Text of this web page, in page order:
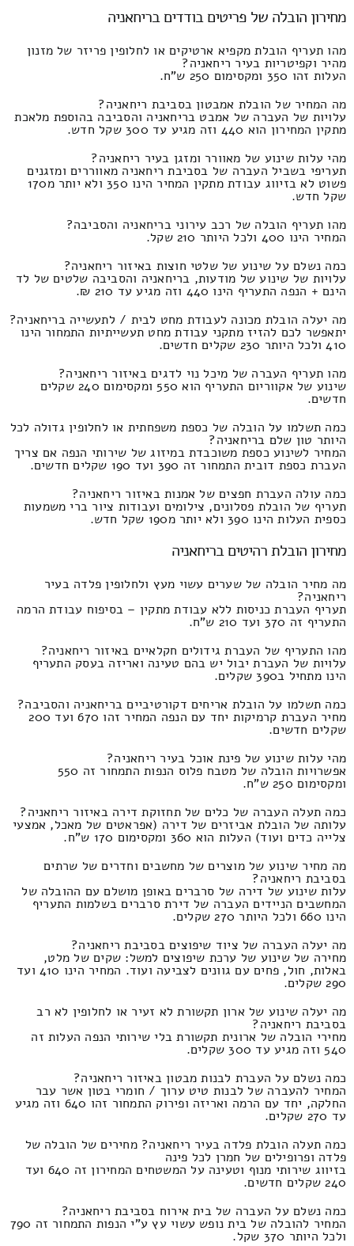
מחירון הובלה של פריטים בודדים בריחאניה
מהו תעריף הובלת מקפיא ארטיקים או לחלופין פריזר של מזנון
מהיר וקפיטריות בעיר ריחאניה?
העלות זהו 350 ומקסימום 250 ש"ח.
מה המחיר של הובלת אמבטון בסביבת ריחאניה?
עלויות של העברה של אמבט בריחאניה והסביבה בהוספת מלאכת
מתקין המחירון הוא 440 וזה מגיע עד 300 שקל חדש.
מהי עלות שינוע של מאוורר ומזגן בעיר ריחאניה?
תעריפי בשביל העברה של בסביבת ריחאניה מאווררים ומזגנים
פשוט לא בזיווג עבודת מתקין המחיר הינו 350 ולא יותר מ170
שקל חדש.
מהו תעריף הובלה של רכב עירוני בריחאניה והסביבה?
המחיר הינו 400 ולכל היותר 210 שקל.
כמה נשלם על שינוע של שלטי חוצות באיזור ריחאניה?
עלויות של שינוע של מודעות, בריחאניה והסביבה שלטים של לד
הינם + הנפה התעריף הינו 440 וזה מגיע עד 210 ₪.
מה יעלה הובלת מכונה לעבודת מחט לבית / לתעשייה בריחאניה?
יתאפשר לכם להזיז מתקני עבודת מחט תעשייתיות התמחור הינו
410 ולכל היותר 230 שקלים חדשים.
מהו תעריף העברה של מיכל נוי לדגים באיזור ריחאניה?
שינוע של אקווריום התעריף הוא 550 ומקסימום 240 שקלים
חדשים.
כמה תשלמו על הובלה של כספת משפחתית או לחלופין גדולה לכל
היותר טון שלם בריחאניה?
המחיר לשינוע כספת משוכבדת במיזוג של שירותי הנפה אם צריך
העברת כספת דובית התמחור זה 390 ועד 190 שקלים חדשים.
כמה עולה העברת חפצים של אמנות באיזור ריחאניה?
תעריף של הובלת פסלונים, צילומים ועבודות ציור ברי משמעות
כספית העלות הינו 390 ולא יותר מ190 שקל חדש.
מחירון הובלת רהיטים בריחאניה
מה מחיר הובלה של שערים עשוי מעץ ולחלופין פלדה בעיר
ריחאניה?
תעריף העברת כניסות ללא עבודת מתקין – בסיפוח עבודת הרמה
התעריף זה 370 ועד 210 ש"ח.
מהו התעריף של העברת גידולים חקלאיים באיזור ריחאניה?
עלויות של העברת יבול יש בהם טעינה ואריזה בעסק התעריף
הינו מתחיל ב390 שקלים.
כמה תשלמו על הובלת אריחים דקורטיביים בריחאניה והסביבה?
מחיר העברת קרמיקות יחד עם הנפה המחיר זהו 670 ועד 200
שקלים חדשים.
מהי עלות שינוע של פינת אוכל בעיר ריחאניה?
אפשרויות הובלה של מטבח פלוס הנפות התמחור זה 550
ומקסימום 250 ש"ח.
כמה תעלה העברה של כלים של תחזוקת דירה באיזור ריחאניה?
עלותה של הובלת אביזרים של דירה (אפראטים של מאכל, אמצעי
צלייה כדים ועוד) העלות הוא 360 ומקסימום 170 ש"ח.
מה מחיר שינוע של מוצרים של מחשבים וחדרים של שרתים
בסביבת ריחאניה?
עלות שינוע של דירה של סרברים באופן מושלם עם ההובלה של
המחשבים הניידים העברה של דירת סרברים בשלמות התעריף
הינו 660 ולכל היותר 270 שקלים.
מה יעלה העברה של ציוד שיפוצים בסביבת ריחאניה?
מחירה של שינוע של ערכת שיפוצים למשל: שקים של מלט,
באלות, חול, פחים עם גוונים לצביעה ועוד. המחיר הינו 410 ועד
290 שקלים.
מה יעלה שינוע של ארון תקשורת לא זעיר או לחלופין לא רב
בסביבת ריחאניה?
מחירי הובלה של ארונית תקשורת בלי שירותי הנפה העלות זה
540 וזה מגיע עד 300 שקלים.
כמה נשלם על העברת לבנות מבטון באיזור ריחאניה?
המחיר להעברה של לבנות טיט ערוך / חומרי בטון אשר עבר
החלקה, יחד עם הרמה ואריזה ופירוק התמחור זהו 640 וזה מגיע
עד 270 שקלים.
כמה תעלה הובלת פלדה בעיר ריחאניה? מחירים של הובלה של
פלדה ופרופילים של חמרן לכל פינה
בזיווג שירותי מנוף וטעינה על המשטחים המחירון זה 640 ועד
240 שקלים חדשים.
כמה נשלם על העברה של בית אירוח בסביבת ריחאניה?
המחיר להובלה של בית נופש עשוי עץ ע"י הנפות התמחור זה 790
ולכל היותר 370 שקל.